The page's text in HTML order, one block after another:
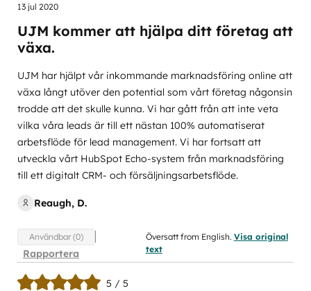
13 jul 2020
UJM kommer att hjälpa ditt företag att
växa.
UJM har hjälpt vår inkommande marknadsföring online att
växa långt utöver den potential som vårt företag någonsin
trodde att det skulle kunna. Vi har gått från att inte veta
vilka våra leads är till ett nästan 100% automatiserat
arbetsflöde för lead management. Vi har fortsatt att
utveckla vårt HubSpot Echo-system från marknadsföring
till ett digitalt CRM- och försäljningsarbetsflöde.
Reaugh, D.
Användbar (0)
Rapportera
Översatt from English. Visa original
text
5 / 5